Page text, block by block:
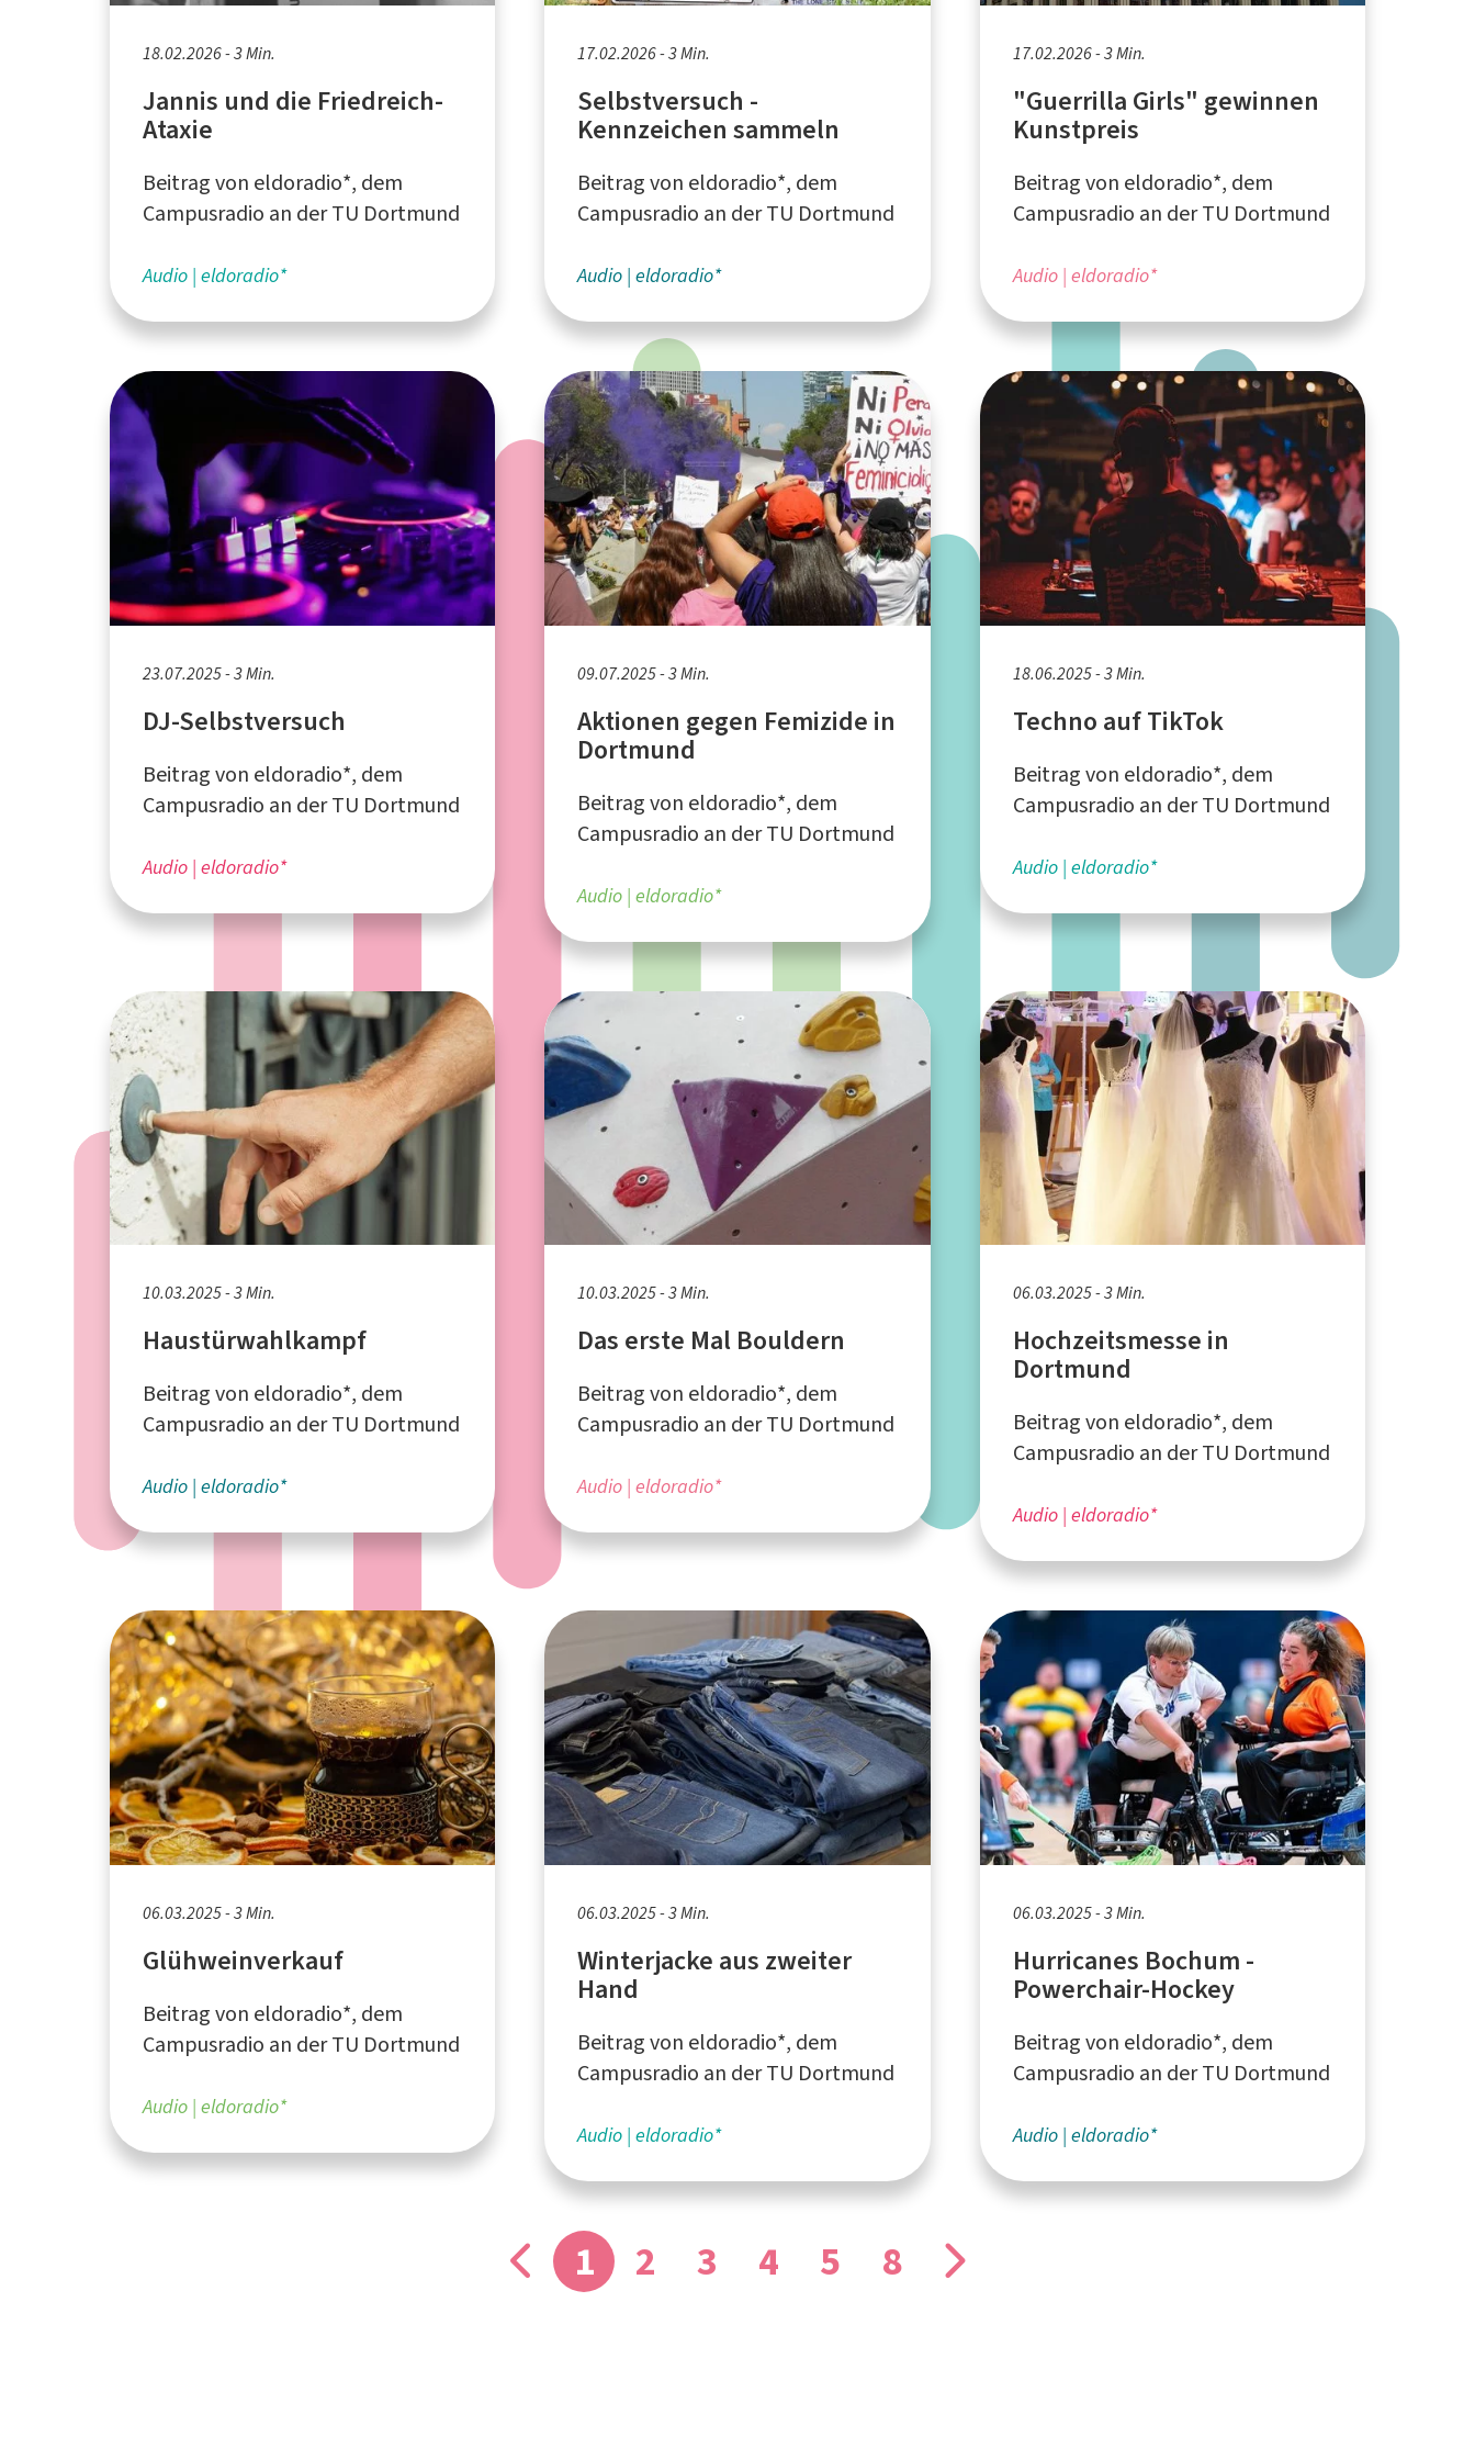
18.02.2026 - 3 Min.
Jannis und die Friedreich-
Ataxie
Beitrag von eldoradio*, dem
Campusradio an der TU Dortmund
Audio eldoradio*
17.02.2026 - 3 Min.
Selbstversuch -
Kennzeichen sammeln
Beitrag von eldoradio*, dem
Campusradio an der TU Dortmund
Audio eldoradio*
17.02.2026 - 3 Min.
"Guerrilla Girls" gewinnen
Kunstpreis
Beitrag von eldoradio*, dem
Campusradio an der TU Dortmund
Audio eldoradio*
23.07.2025 - 3 Min.
DJ-Selbstversuch
Beitrag von eldoradio*, dem
Campusradio an der TU Dortmund
Audio eldoradio*
09.07.2025 - 3 Min.
Aktionen gegen Femizide in
Dortmund
Beitrag von eldoradio*, dem
Campusradio an der TU Dortmund
Audio eldoradio*
18.06.2025 - 3 Min.
Techno auf TikTok
Beitrag von eldoradio*, dem
Campusradio an der TU Dortmund
Audio eldoradio*
10.03.2025 - 3 Min.
Haustürwahlkampf
Beitrag von eldoradio*, dem
Campusradio an der TU Dortmund
Audio eldoradio*
10.03.2025 - 3 Min.
Das erste Mal Bouldern
Beitrag von eldoradio*, dem
Campusradio an der TU Dortmund
Audio eldoradio*
06.03.2025 - 3 Min.
Hochzeitsmesse in
Dortmund
Beitrag von eldoradio*, dem
Campusradio an der TU Dortmund
Audio eldoradio*
06.03.2025 - 3 Min.
Glühweinverkauf
Beitrag von eldoradio*, dem
Campusradio an der TU Dortmund
Audio eldoradio*
06.03.2025 - 3 Min.
Winterjacke aus zweiter
Hand
Beitrag von eldoradio*, dem
Campusradio an der TU Dortmund
Audio eldoradio*
06.03.2025 - 3 Min.
Hurricanes Bochum -
Powerchair-Hockey
Beitrag von eldoradio*, dem
Campusradio an der TU Dortmund
Audio eldoradio*
1 2 3 4 5 8